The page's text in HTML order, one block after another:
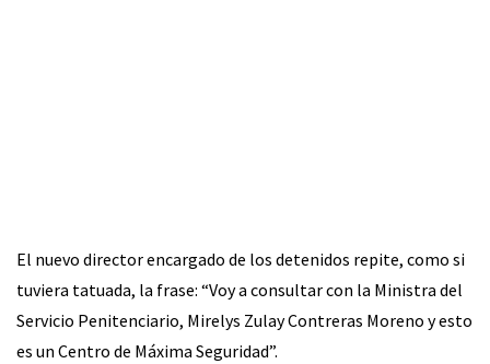
El nuevo director encargado de los detenidos repite, como si
tuviera tatuada, la frase: “Voy a consultar con la Ministra del
Servicio Penitenciario, Mirelys Zulay Contreras Moreno y esto
es un Centro de Máxima Seguridad”.